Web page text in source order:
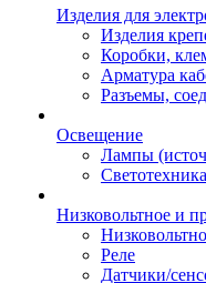
Изделия для
Изделия
Коробки,
Арматура
Разъемы,
Освещение
Лампы
Светотехника
Низковольтное и
Реле
Датчики/